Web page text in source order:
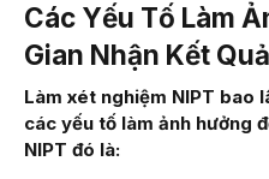
Các Yếu Tố Làm
Gian Nhận Kết
Làm xét nghiệm NIPT bao
các yếu tố làm ảnh hưởng
NIPT đó là: